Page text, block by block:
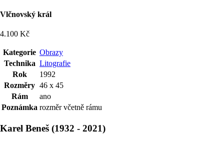
Vlčnovský král
4.100 Kč
Kategorie Obrazy
Technika Litografie
Rok
1992
Rozměry 46 x 45
Rám
ano
Poznámka rozměr včetně rámu
Karel Beneš (1932 - 2021)